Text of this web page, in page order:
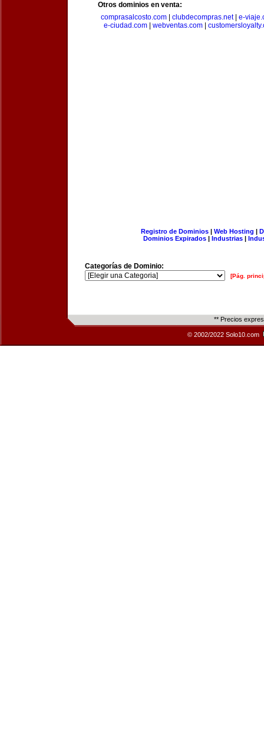
Otros dominios en venta:
comprasalcosto.com
clubdecompras.net| e-
e-ciudad.com| webventas.com|
Registro de Dominios| Web Hosting |
Dominios Expirados | Industrias |
Categorías de Dominio:
[Pág.
** Precios
© 2002/2022 Solo10.com